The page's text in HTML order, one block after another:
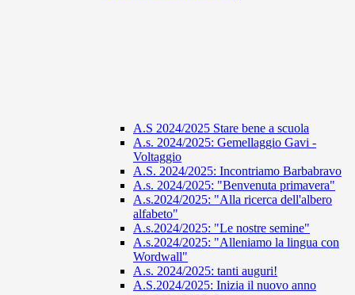
A.S 2024/2025 Stare bene a scuola
A.s. 2024/2025: Gemellaggio Gavi -
Voltaggio
A.S. 2024/2025: Incontriamo Barbabravo
A.s. 2024/2025: "Benvenuta primavera"
A.s.2024/2025: "Alla ricerca dell'albero
alfabeto"
A.s.2024/2025: "Le nostre semine"
A.s.2024/2025: "Alleniamo la lingua con
Wordwall"
A.s. 2024/2025: tanti auguri!
A.S.2024/2025: Inizia il nuovo anno